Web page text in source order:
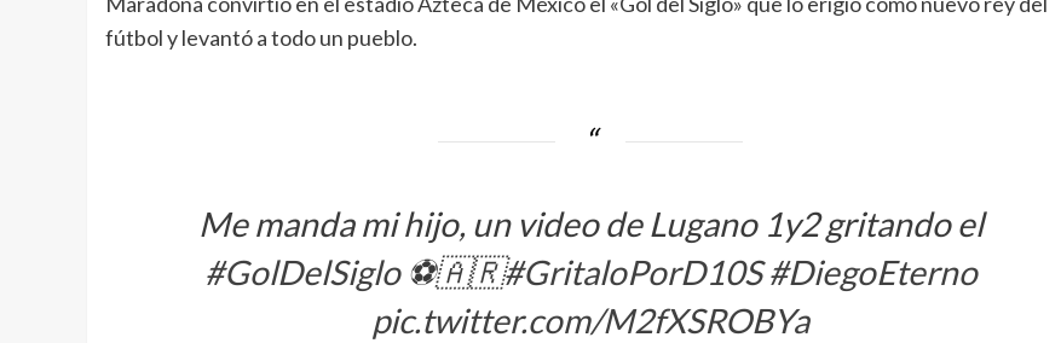
fútbol y levantó a todo un pueblo.
Me manda mi hijo, un video de Lugano 1y2 gritando el
#GolDelSiglo⚽️🇦🇷#GritaloPorD10S #DiegoEterno
pic.twitter.com/M2fXSROBYa